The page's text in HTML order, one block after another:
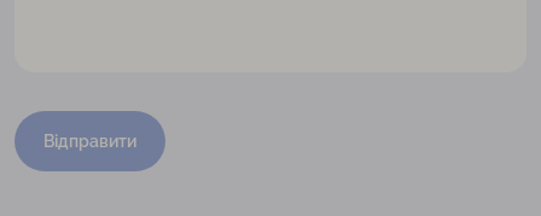
Відправити